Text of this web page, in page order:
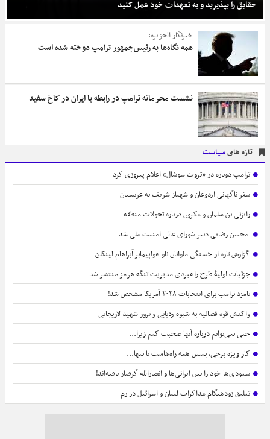
شخصیت آیت‌الله سیدمجتبی خامنه‌ای استثنائی است
نصب سنگ مزار اکبر عبدی بدون اطلاع خانواده+عکس
درباره ادعای استعفای ۲۸ گانه پزشکیان؛
تازه هایفرهنگ
اهمال‌کاری در صدور احکام‌ دانشجویان متخلف
واکنش تاکر کارلسون به حمله آمریکا به مدرسه میناب
ساعات حساس برای ایران و آمریکا به روایت خبرنگار الجزیره
مصاحبه مهم پزشکیان امشب پخش نمی‌شود
صنعت بازی سازی ایران معاف از مالیات شد
وحدت مردم و دولت ایران و عراق به اوج رسیده است
اعزام 95 هزار زائر اربعین از فرودگاه امام به نجف و بغداد
انتقاد رئیس‌جمهور از تأخیر پرداخت حقوق اعضای هیئت علمی
واکنش فردوسی‌پور به حواشی دیدار او با وزیر ارشاد
حاشیه‌های برگزاری مراسم ترحیم اکبر عبدی+فیلم
ماجرای «پروفسور شاندل» و نسبت آن با شیادی فکری
آفت خودتحقیری ملی، ملت را از درون ضعیف می‌کند